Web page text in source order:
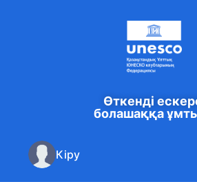
Өткенді
болашаққа
Кіру